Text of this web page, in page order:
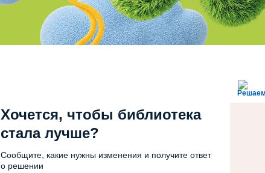
Хочется, чтобы библиотека
стала лучше?
Сообщите, какие нужны изменения и получите ответ
о решении